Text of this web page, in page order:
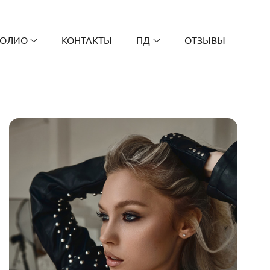
КОНТАКТЫ ПД ОТЗЫВЫ